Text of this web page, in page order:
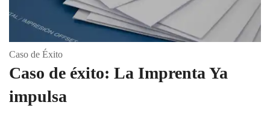
Caso de Éxito
Caso de éxito: La Imprenta Ya
impulsa